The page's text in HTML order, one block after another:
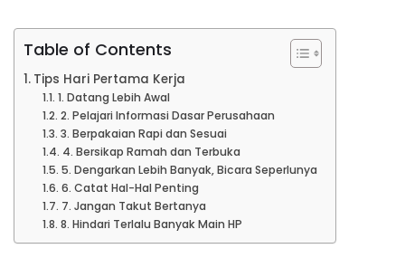
Table of Contents
Tips Hari Pertama Kerja
1. Datang Lebih Awal
2. Pelajari Informasi Dasar Perusahaan
3. Berpakaian Rapi dan Sesuai
4. Bersikap Ramah dan Terbuka
5. Dengarkan Lebih Banyak, Bicara Seperlunya
6. Catat Hal-Hal Penting
7. Jangan Takut Bertanya
8. Hindari Terlalu Banyak Main HP